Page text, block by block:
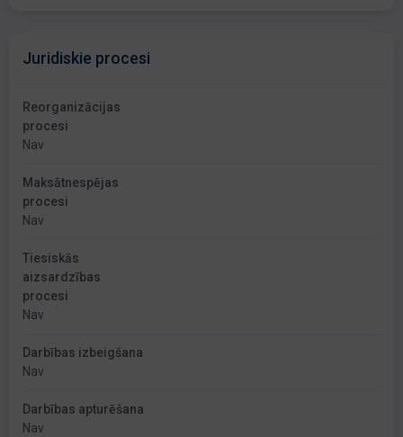
Juridiskie procesi
Reorganizācijas
procesi
Nav
Maksātnespējas
procesi
Nav
Tiesiskās
aizsardzības
procesi
Nav
Darbības izbeigšana
Nav
Darbības apturēšana
Nav